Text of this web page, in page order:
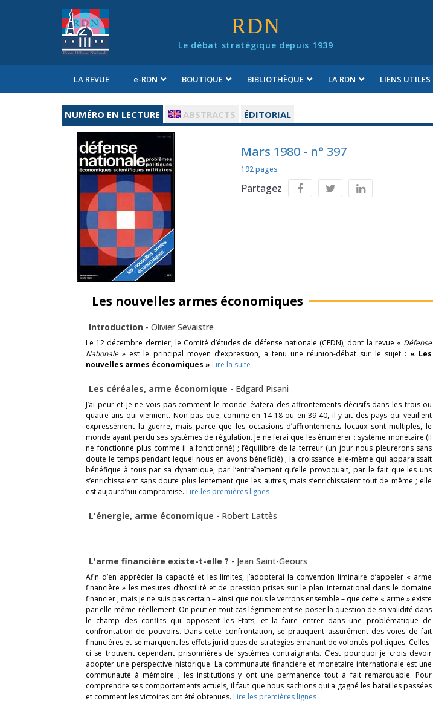
RDN
Le débat stratégique depuis 1939
LA REVUE e-RDN BOUTIQUE BIBLIOTHÈQUE LA RDN LIENS UTILES
NUMÉRO EN LECTURE ABSTRACTS ÉDITORIAL
Mars 1980 - n° 397
192 pages
Partagez
Les nouvelles armes économiques
Introduction - Olivier Sevaistre
Le 12 décembre dernier, le Comité d’études de défense nationale (CEDN), dont la revue « Défense
Nationale» est le principal moyen d’expression, a tenu une réunion-débat sur le sujet : « Les
nouvelles armes économiques » Lire la suite
Les céréales, arme économique - Edgard Pisani
J’ai peur et je ne vois pas comment le monde évitera des affrontements décisifs dans les trois ou
quatre ans qui viennent. Non pas que, comme en 14-18 ou en 39-40, il y ait des pays qui veuillent
expressément la guerre, mais parce que les occasions d’affrontements locaux sont multiples, le
monde ayant perdu ses systèmes de régulation. Je ne ferai que les énumérer : système monétaire (il
ne fonctionne plus comme il a fonctionné) ; l’équilibre de la terreur (un jour nous pleurerons sans
doute le temps pendant lequel nous en avons bénéficié) ; la croissance elle-même qui apparaissait
bénéfique à tous par sa dynamique, par l’entraînement qu’elle provoquait, par le fait que les uns
s’enrichissaient sans doute plus lentement que les autres, mais s’enrichissaient tout de même ; elle
est aujourd’hui compromise. Lire les premières lignes
L'énergie, arme économique - Robert Lattès
L'arme financière existe-t-elle ? - Jean Saint-Geours
Afin d’en apprécier la capacité et les limites, j’adopterai la convention liminaire d’appeler « arme
financière » les mesures d’hostilité et de pression prises sur le plan international dans le domaine
financier ; mais je ne suis pas certain – ainsi que nous le verrons ensemble – que cette « arme » existe
par elle-même réellement. On peut en tout cas légitimement se poser la question de sa validité dans
le champ des conflits qui opposent les États, et la faire entrer dans une problématique de
confrontation de pouvoirs. Dans cette confrontation, se pratiquent assurément des voies de fait
financières et se marquent les effets juridiques de stratégies émanant de volontés politiques. Celles-
ci se trouvent cependant prisonnières de systèmes contraignants. C’est pourquoi je crois devoir
adopter une perspective historique. La communauté financière et monétaire internationale est une
communauté à mémoire ; les institutions y ont une permanence tout à fait remarquable. Pour
comprendre ses comportements actuels, il faut que nous sachions qui a gagné les batailles passées
et comment les victoires ont été obtenues. Lire les premières lignes